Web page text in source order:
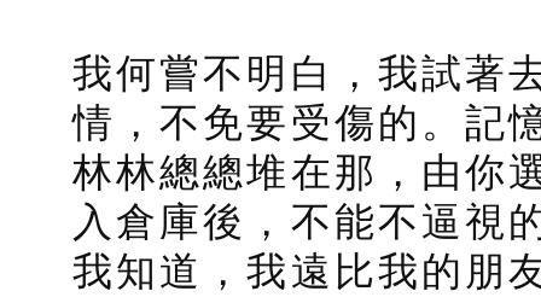
我何嘗不明白，我試著
情，不免要受傷的。記
林林總總堆在那，由你
入倉庫後，不能不逼視
我知道，我遠比我的朋